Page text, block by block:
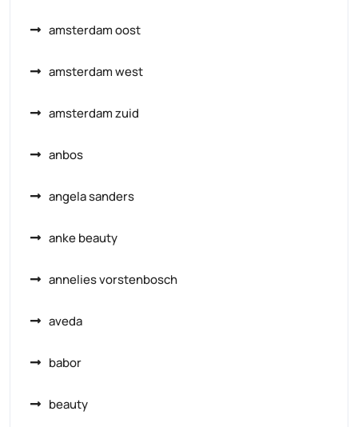
amsterdam oost
amsterdam west
amsterdam zuid
anbos
angela sanders
anke beauty
annelies vorstenbosch
aveda
babor
beauty